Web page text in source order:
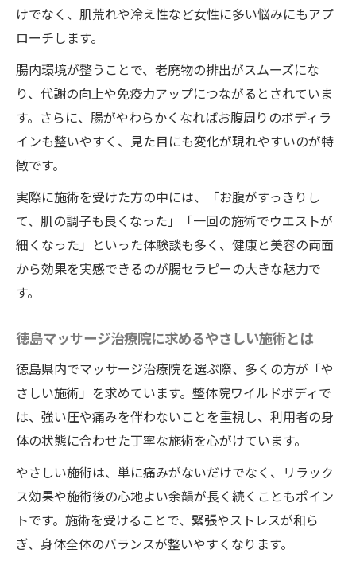
けでなく、肌荒れや冷え性など女性に多い悩みにもアプ
ローチします。
腸内環境が整うことで、老廃物の排出がスムーズにな
り、代謝の向上や免疫力アップにつながるとされていま
す。さらに、腸がやわらかくなればお腹周りのボディラ
インも整いやすく、見た目にも変化が現れやすいのが特
徴です。
実際に施術を受けた方の中には、「お腹がすっきりし
て、肌の調子も良くなった」「一回の施術でウエストが
細くなった」といった体験談も多く、健康と美容の両面
から効果を実感できるのが腸セラピーの大きな魅力で
す。
徳島マッサージ治療院に求めるやさしい施術とは
徳島県内でマッサージ治療院を選ぶ際、多くの方が「や
さしい施術」を求めています。整体院ワイルドボディで
は、強い圧や痛みを伴わないことを重視し、利用者の身
体の状態に合わせた丁寧な施術を心がけています。
やさしい施術は、単に痛みがないだけでなく、リラック
ス効果や施術後の心地よい余韻が長く続くこともポイン
トです。施術を受けることで、緊張やストレスが和ら
ぎ、身体全体のバランスが整いやすくなります。